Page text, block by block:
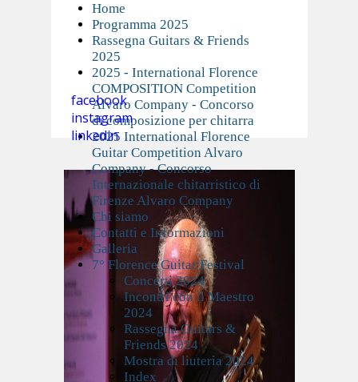
Home
Programma 2025
Rassegna Guitars & Friends
2025
2025 - International Florence
COMPOSITION Competition
Alvaro Company - Concorso
di composizione per chitarra
2025 International Florence
Guitar Competition Alvaro
Company - Concorso
Internazionale chitarristico di
Firenze Alvaro Company
Chi siamo
Contatti e Informazioni
Galleria
7° Florence Guitar Festival
Concerti 2024
Incontri con il Maestro
2024
Rassegna Guitars &
Friends 2024
Mostra di liuteria 2024
Index
facebook
instagram
linkedin